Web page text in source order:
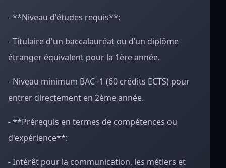
- **Niveau d'études requis**:
- Titulaire d'un baccalauréat ou d’un diplôme
étranger équivalent pour la 1ère année.
- Niveau minimum BAC+1 (60 crédits ECTS) pour
entrer directement en 2ème année.
- **Prérequis en termes de compétences ou
d'expérience**:
- Intérêt pour la communication, les métiers et